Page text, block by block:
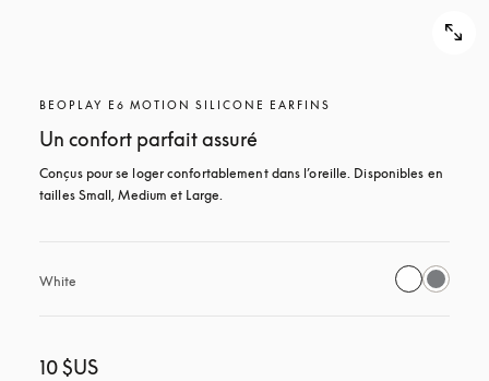
BEOPLAY E6 MOTION SILICONE EARFINS
Un confort parfait assuré
Conçus pour se loger confortablement dans l’oreille. Disponibles en
tailles Small, Medium et Large.
White
10 $US